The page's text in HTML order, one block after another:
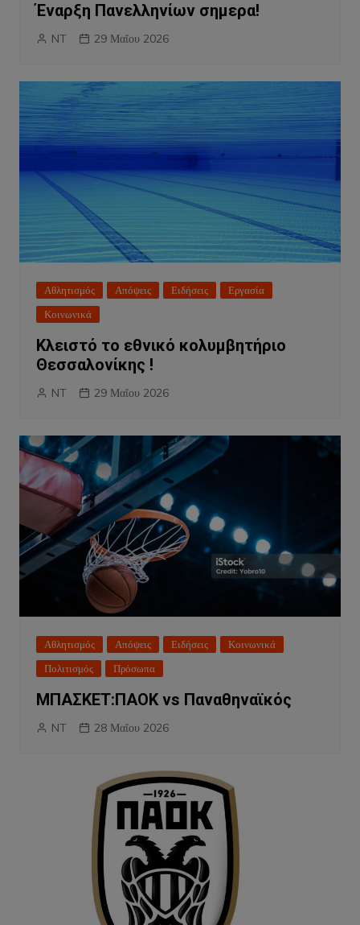
Έναρξη Πανελληνίων σημερα!
NT 29 Μαΐου 2026
Αθλητισμός Απόψεις Ειδήσεις
Εργασία
Κοινωνικά
Κλειστό το εθνικό κολυμβητήριο
Θεσσαλονίκης !
NT 29 Μαΐου 2026
Αθλητισμός Απόψεις Ειδήσεις
Κοινωνικά
Πολιτισμός
Πρόσωπα
ΜΠΑΣΚΕΤ:ΠΑΟΚ vs Παναθηναϊκός
NT 28 Μαΐου 2026